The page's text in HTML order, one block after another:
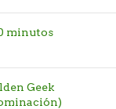
minutos
Geek